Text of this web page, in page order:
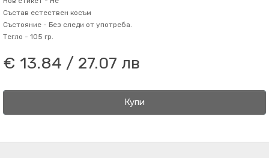
Състав естествен косъм
Състояние - Без следи от употреба.
Тегло - 105 гр.
€ 13.84 / 27.07 лв
Купи